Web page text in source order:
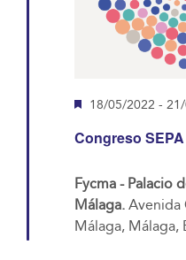
Congreso
Destacado
18/05/2022 -
Fycma - Palacio
Málaga. Avenida
Málaga, Málaga,